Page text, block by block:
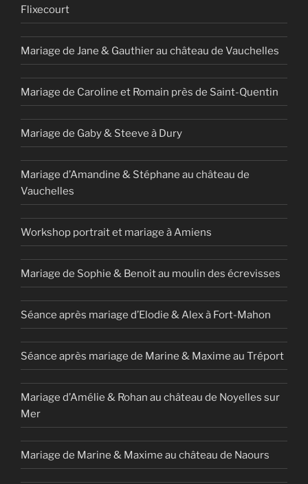
Flixecourt
Mariage de Jane & Gauthier au château de Vauchelles
Mariage de Caroline et Romain près de Saint-Quentin
Mariage de Gaby & Steeve à Dury
Mariage d’Amandine & Stéphane au château de
Vauchelles
Workshop portrait et mariage à Amiens
Mariage de Sophie & Benoit au moulin des écrevisses
Séance après mariage d’Elodie & Alex à Fort-Mahon
Séance après mariage de Marine & Maxime au Tréport
Mariage d’Amélie & Rohan au château de Noyelles sur
Mer
Mariage de Marine & Maxime au château de Naours